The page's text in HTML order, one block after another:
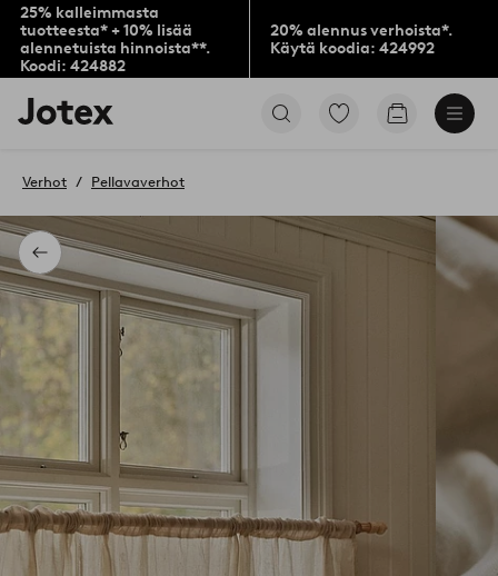
25% kalleimmasta
tuotteesta* + 10% lisää
alennetuista hinnoista**.
Koodi: 424882
20% alennus verhoista*.
Käytä koodia: 424992
Jotex-
logo
aloitussivulle
Siirry
Siirry
Takaisin
Verhot Pellavaverhot